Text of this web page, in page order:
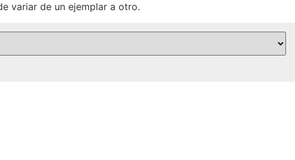
variar de un ejemplar a otro.